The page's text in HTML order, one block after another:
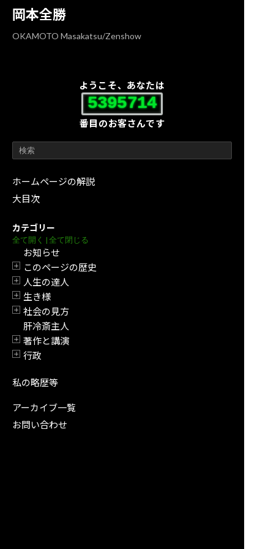
岡本全勝
OKAMOTO Masakatsu/Zenshow
ようこそ、あなたは
5395714
番目のお客さんです
ホームページの解説
大目次
カテゴリー
全て開く | 全て閉じる
お知らせ
開閉
このページの歴史
開閉
人生の達人
開閉
生き様
開閉
社会の見方
肝冷斎主人
開閉
著作と講演
開閉
行政
私の略歴等
アーカイブ一覧
お問い合わせ